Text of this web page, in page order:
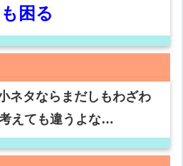
困る
ネタならまだしもわざわ
えても違うよな…